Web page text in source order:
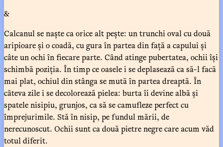
&
Calcanul se naște ca orice alt pește: un trunchi oval cu două
aripioare și o coadă, cu gura în partea din față a capului și
câte un ochi în fiecare parte. Când atinge pubertatea, ochii își
schimbă poziția. În timp ce oasele i se deplasează ca să-l facă
mai plat, ochiul din stânga se mută în partea dreaptă. În
câteva zile i se decolorează pielea: burta îi devine albă și
spatele nisipiu, grunjos, ca să se camufleze perfect cu
împrejurimile. Stă în nisip, pe fundul mării, de
nerecunoscut. Ochii sunt ca două pietre negre care acum văd
totul diferit.